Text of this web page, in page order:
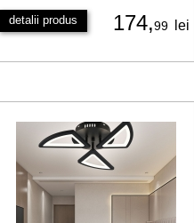
detalii produs 174,99 lei